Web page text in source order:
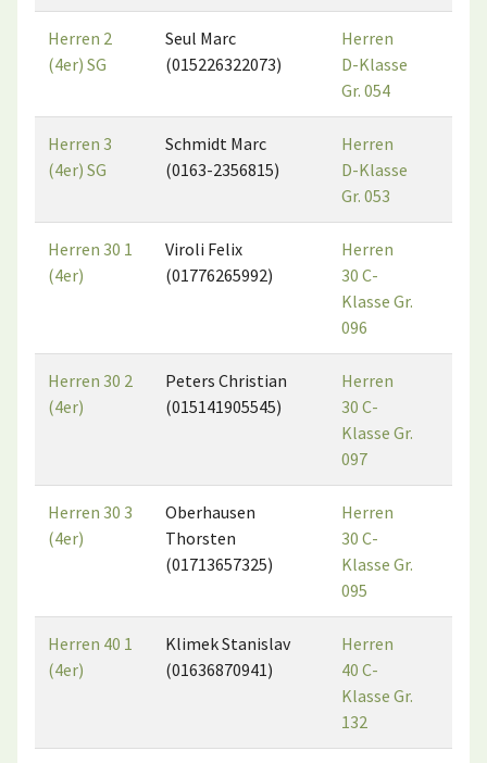
Herren 2
(4er) SG
Seul Marc
(015226322073)
Herren
D-Klasse
Gr. 054
Herren 3
(4er) SG
Schmidt Marc
(0163-2356815)
Herren
D-Klasse
Gr. 053
Herren 30 1
(4er)
Viroli Felix
(01776265992)
Herren
30 C-
Klasse Gr.
096
Herren 30 2
(4er)
Peters Christian
(015141905545)
Herren
30 C-
Klasse Gr.
097
Herren 30 3
(4er)
Oberhausen
Thorsten
(01713657325)
Herren
30 C-
Klasse Gr.
095
Herren 40 1
(4er)
Klimek Stanislav
(01636870941)
Herren
40 C-
Klasse Gr.
132